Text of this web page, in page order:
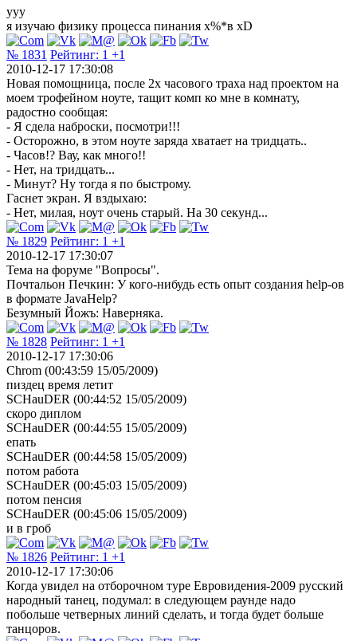
yyy
я изучаю физику процесса пинания х%*в xD
№ 1831 Рейтинг: 1 +1
2010-12-17 17:30:08
Новая помощница, после 2х часового траха над проектом на
моем трофейном ноуте, тащит комп ко мне в комнату,
радостно сообщая:
- Я сдела наброски, посмотри!!!
- Осторожно, в этом ноуте заряда хватает на тридцать..
- Часов!? Вау, как много!!
- Нет, на тридцать...
- Минут? Ну тогда я по быстрому.
Гаснет экран. Я вздыхаю:
- Нет, милая, ноут очень старый. На 30 секунд...
№ 1829 Рейтинг: 1 +1
2010-12-17 17:30:07
Тема на форуме "Вопросы".
Почтальон Печкин: У кого-нибудь есть опыт создания help-ов
в формате JavaHelp?
Безумный Йожъ: Наверняка.
№ 1828 Рейтинг: 1 +1
2010-12-17 17:30:06
Chrom (00:43:59 15/05/2009)
пиздец время летит
SCHauDER (00:44:52 15/05/2009)
скоро диплом
SCHauDER (00:44:55 15/05/2009)
епать
SCHauDER (00:44:58 15/05/2009)
потом работа
SCHauDER (00:45:03 15/05/2009)
потом пенсия
SCHauDER (00:45:06 15/05/2009)
и в гроб
№ 1826 Рейтинг: 1 +1
2010-12-17 17:30:06
Когда увидел на отборочном туре Евровидения-2009 русский
народный танец, подумал: в следующем раунде надо
побольше четверных линий сделать, и тогда будет больше
танцоров.